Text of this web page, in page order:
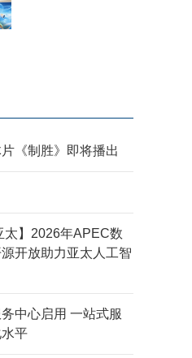
《制胜》即将播出
太】2026年APEC数
开放助力亚太人工智
中心启用 一站式服
平